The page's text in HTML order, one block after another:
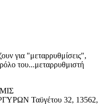
για "μεταρρυθμίσεις",
του...μεταρρυθμιστή
Ταϋγέτου 32, 13562,